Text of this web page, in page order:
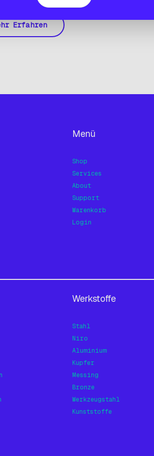
Erfahren
Menü
Shop
Services
About
Support
Warenkorb
Login
Werkstoffe
Stahl
Niro
Aluminium
Kupfer
Messing
Bronze
Werkzeugstahl
Kunststoffe